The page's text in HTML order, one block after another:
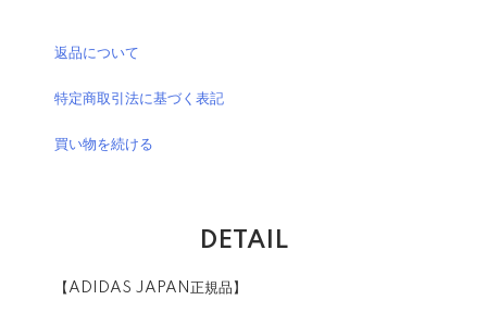
返品について
特定商取引法に基づく表記
買い物を続ける
DETAIL
【ADIDAS JAPAN正規品】